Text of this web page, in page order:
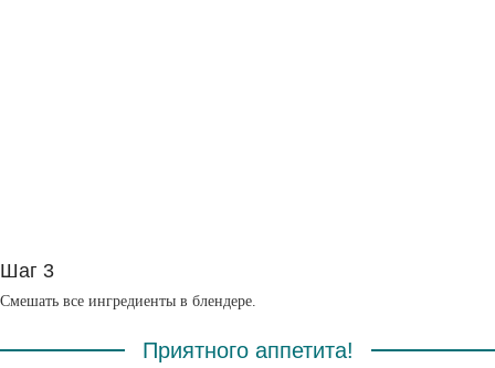
Шаг 3
Смешать все ингредиенты в блендере.
Приятного аппетита!